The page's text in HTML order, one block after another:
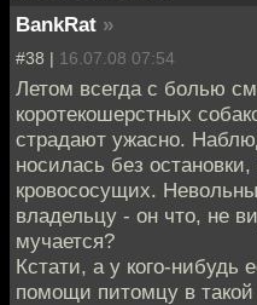
BankRat »
#38 | 16.07.08 07:54
Летом всегда с болью
коротекошерстных
страдают ужасно.
носилась без
кровососущих.
владельцу - он что, не
мучается?
Кстати, а у кого-нибудь
помощи питомцу в